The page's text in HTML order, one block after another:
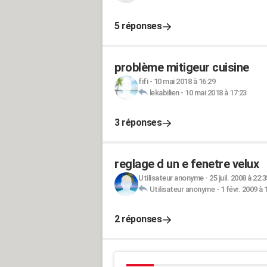
5 réponses
problème mitigeur cuisine
fifi- 10 mai 2018 à 16:29
lekabilien- 10 mai 2018 à 17:23
3 réponses
reglage d un e fenetre velux
Utilisateur anonyme- 25 juil. 2008 à
Utilisateur anonyme- 1 févr. 2009 à
2 réponses